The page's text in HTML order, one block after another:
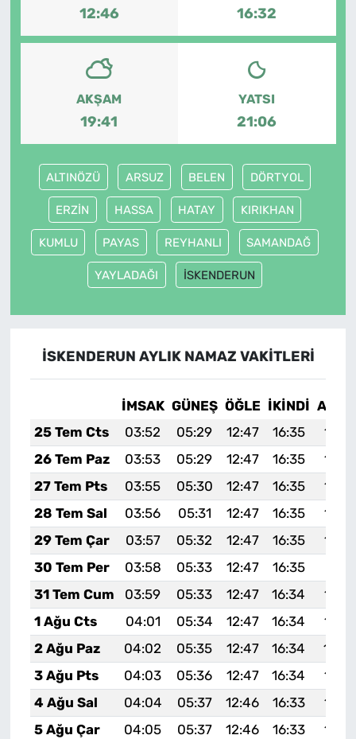
12:46 16:32
AKŞAM
19:41
YATSI
21:06
ALTINÖZÜ ARSUZ BELEN DÖRTYOL
ERZİN HASSA HATAY KIRIKHAN
KUMLU PAYAS REYHANLI SAMANDAĞ
YAYLADAĞI İSKENDERUN
İSKENDERUN AYLIK NAMAZ VAKITLERI
İMSAK GÜNEŞ ÖĞLE İKINDI
25 Tem Cts
03:52 05:29 12:47 16:35
26 Tem Paz
03:53 05:29 12:47 16:35
27 Tem Pts
03:55 05:30 12:47 16:35
28 Tem Sal
03:56 05:31 12:47 16:35
29 Tem Çar
03:57 05:32 12:47 16:35
30 Tem Per
03:58 05:33 12:47 16:35
31 Tem Cum
03:59 05:33 12:47 16:34
1 Ağu Cts
04:01 05:34 12:47 16:34
2 Ağu Paz
04:02 05:35 12:47 16:34
3 Ağu Pts
04:03 05:36 12:47 16:34
4 Ağu Sal
04:04 05:37 12:46 16:33
5 Ağu Çar
04:05 05:37 12:46 16:33